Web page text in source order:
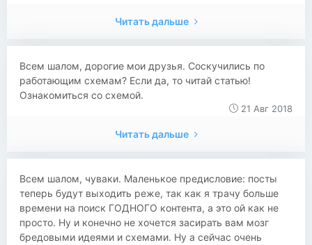
Читать дальше
Всем шалом, дорогие мои друзья. Соскучились по
работающим схемам? Если да, то читай статью!
Ознакомиться со схемой.
21 Авг 2018
Читать дальше
Всем шалом, чуваки. Маленькое предисловие: посты
теперь будут выходить реже, так как я трачу больше
времени на поиск ГОДНОГО контента, а это ой как не
просто. Ну и конечно не хочется засирать вам мозг
бредовыми идеями и схемами. Ну а сейчас очень